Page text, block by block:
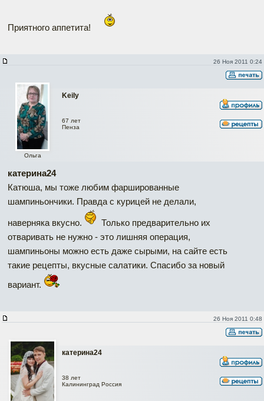
Приятного аппетита!
26 Ноя 2011 0:24
Keily
Ольга
67 лет
Пенза
катерина24
Катюша, мы тоже любим фаршированные
шампиньончики. Правда с курицей не делали,
наверняка вкусно.
Только предварительно их
отваривать не нужно - это лишняя операция,
шампиньоны можно есть даже сырыми, на сайте есть
такие рецепты, вкусные салатики. Спасибо за новый
вариант.
26 Ноя 2011 0:48
катерина24
38 лет
Калининград Россия